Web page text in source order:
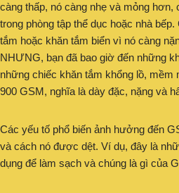
càng thấp, nó càng nhẹ và mỏng hơn,
trong phòng tập thể dục hoặc nhà
tắm hoặc khăn tắm biển vì nó càng
NHƯNG, bạn đã bao giờ đến những
những chiếc khăn tắm khổng lồ,
900 GSM, nghĩa là dày đặc, nặng và
Các yếu tố phổ biến ảnh hưởng đến
và cách nó được dệt. Ví dụ, đây là
dụng để làm sạch và chúng là gì của